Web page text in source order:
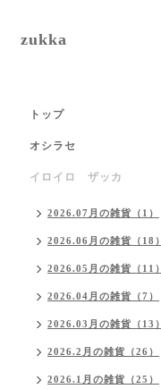
zukka
トップ
オシラセ
イロイロ ザッカ
2026.07月の雑貨（1）
2026.06月の雑貨（18）
2026.05月の雑貨（11）
2026.04月の雑貨（7）
2026.03月の雑貨（13）
2026.2月の雑貨（26）
2026.1月の雑貨（25）